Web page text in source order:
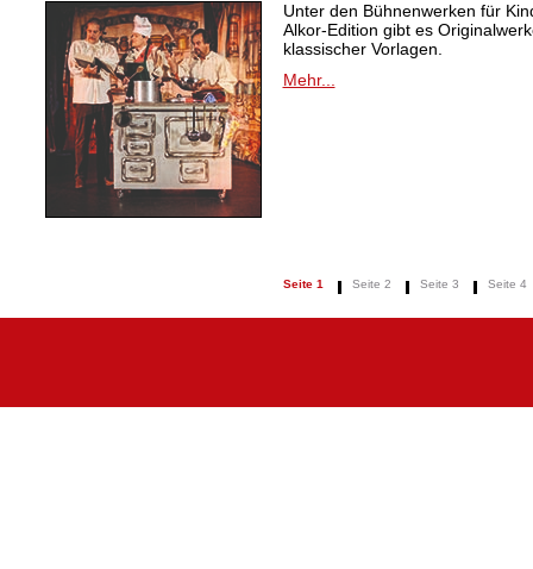
Unter den Bühnenwerken für
Alkor-Edition gibt es
klassischer Vorlagen.
Mehr...
Seite 1 Seite 2 Seite 3 Seite 4